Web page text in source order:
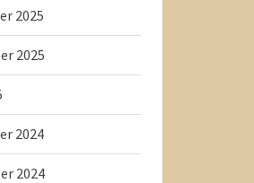
2025
2025
2024
2024